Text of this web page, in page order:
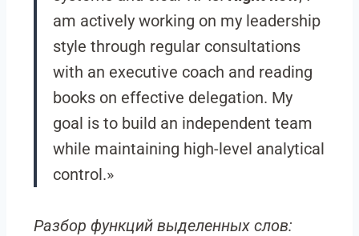
am actively working on my leadership
style through regular consultations
with an executive coach and reading
books on effective delegation. My
goal is to build an independent team
while maintaining high-level analytical
control.»
Разбор функций выделенных слов: